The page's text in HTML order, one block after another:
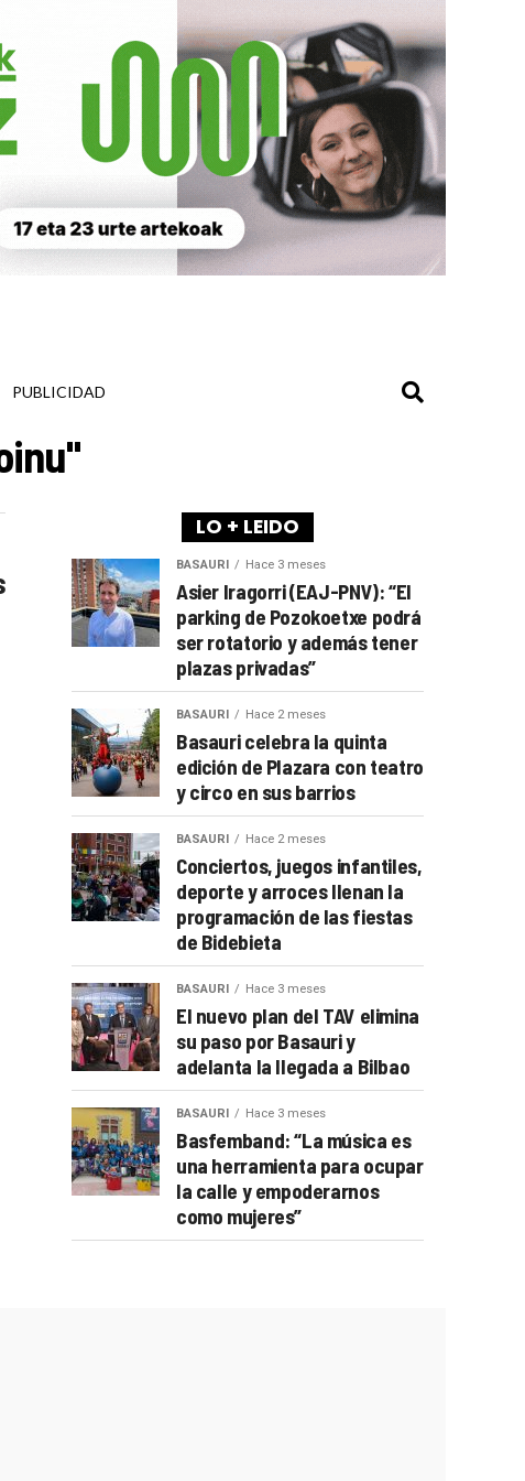
PUBLICIDAD
LO + LEIDO
BASAURI Hace 3 meses
Asier Iragorri (EAJ-PNV): “El
parking de Pozokoetxe podrá
ser rotatorio y además tener
plazas privadas”
BASAURI Hace 2 meses
Basauri celebra la quinta
edición de Plazara con teatro
y circo en sus barrios
BASAURI Hace 2 meses
Conciertos, juegos infantiles,
deporte y arroces llenan la
programación de las fiestas
de Bidebieta
BASAURI Hace 3 meses
El nuevo plan del TAV elimina
su paso por Basauri y
adelanta la llegada a Bilbao
BASAURI Hace 3 meses
Basfemband: “La música es
una herramienta para ocupar
la calle y empoderarnos
como mujeres”